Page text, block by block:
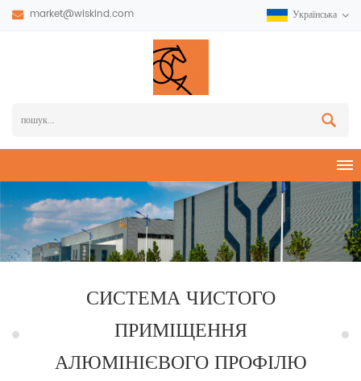
market@wiskind.com Українська
СИСТЕМА ЧИСТОГО
ПРИМІЩЕННЯ
АЛЮМІНІЄВОГО ПРОФІЛЮ